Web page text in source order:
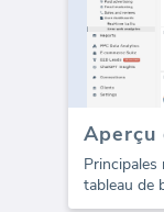
Aperçu
Principales
tableau de